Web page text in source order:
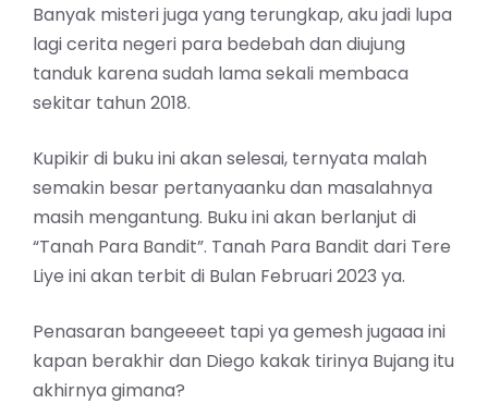
Banyak misteri juga yang terungkap, aku jadi lupa
lagi cerita negeri para bedebah dan diujung
tanduk karena sudah lama sekali membaca
sekitar tahun 2018.
Kupikir di buku ini akan selesai, ternyata malah
semakin besar pertanyaanku dan masalahnya
masih mengantung. Buku ini akan berlanjut di
“Tanah Para Bandit”. Tanah Para Bandit dari Tere
Liye ini akan terbit di Bulan Februari 2023 ya.
Penasaran bangeeeet tapi ya gemesh jugaaa ini
kapan berakhir dan Diego kakak tirinya Bujang itu
akhirnya gimana?